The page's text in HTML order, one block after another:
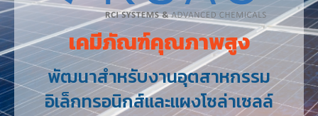
เคมีภัณฑ์คุณภาพสูง
พัฒนาสำหรับงานอุตสาหกรรม
อิเล็กทรอนิกส์และแผงโซล่าเซลล์